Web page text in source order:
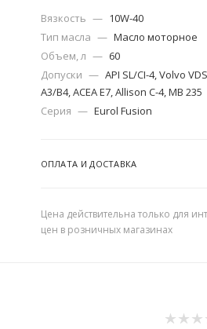
Вязкость — 10W-40
Тип масла — Масло моторное
Объем, л — 60
Допуски — API SL/CI-4, Volvo
A3/B4, ACEA E7, Allison C-4, MB 235
Серия — Eurol Fusion
ОПЛАТА И ДОСТАВКА
Цена действительна только для
цен в розничных магазинах